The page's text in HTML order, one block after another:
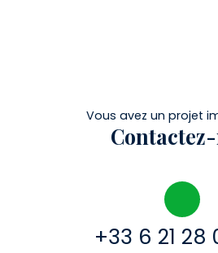
Vous avez un projet
+33 6 21 28